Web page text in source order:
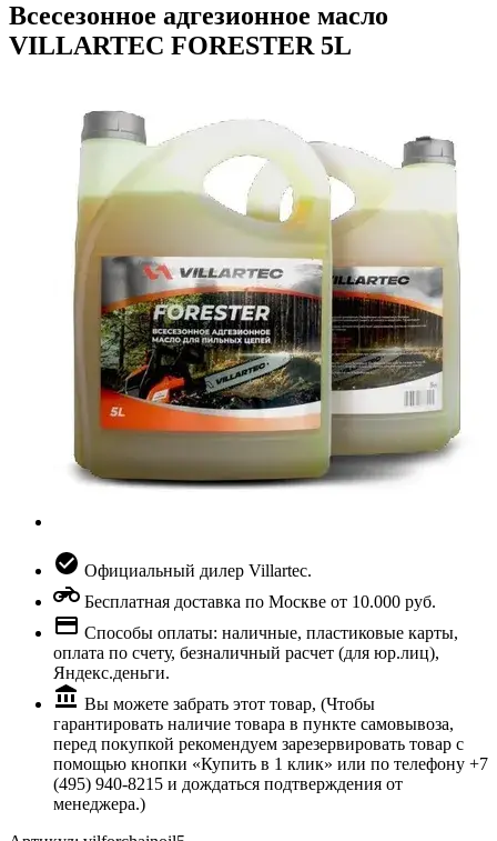
Всесезонное адгезионное масло
VILLARTEC FORESTER 5L
Официальный дилер Villartec.
Бесплатная доставка по Москве от 10.000 руб.
Способы оплаты: наличные, пластиковые карты,
оплата по счету, безналичный расчет (для юр.лиц),
Яндекс.деньги.
Вы можете забрать этот товар, (Чтобы
гарантировать наличие товара в пункте самовывоза,
перед покупкой рекомендуем зарезервировать товар с
помощью кнопки «Купить в 1 клик» или по телефону +7
(495) 940-8215 и дождаться подтверждения от
менеджера.)